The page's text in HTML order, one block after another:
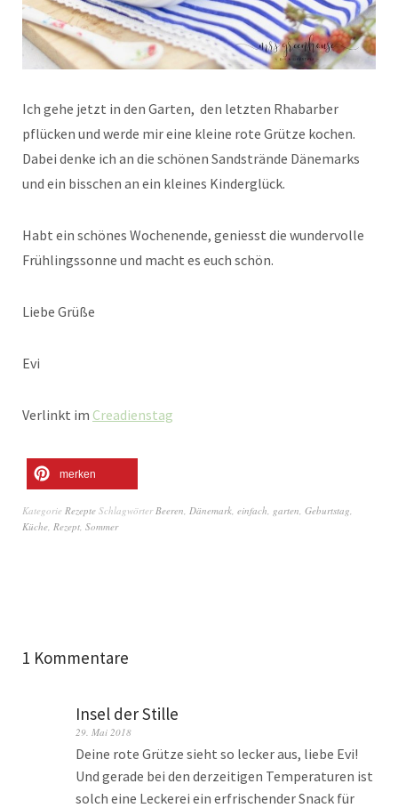
Ich gehe jetzt in den Garten, den letzten Rhabarber
pflücken und werde mir eine kleine rote Grütze kochen.
Dabei denke ich an die schönen Sandstrände Dänemarks
und ein bisschen an ein kleines Kinderglück.
Habt ein schönes Wochenende, geniesst die wundervolle
Frühlingssonne und macht es euch schön.
Liebe Grüße
Evi
Verlinkt im Creadienstag
merken
Kategorie Rezepte SchlagwörterBeeren, Dänemark, einfach, garten, Geburtstag,
Küche, Rezept, Sommer
1 Kommentare
Insel der Stille
29. Mai 2018
Deine rote Grütze sieht so lecker aus, liebe Evi!
Und gerade bei den derzeitigen Temperaturen ist
solch eine Leckerei ein erfrischender Snack für